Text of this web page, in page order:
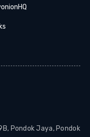
Pondok Jaya, Pondok